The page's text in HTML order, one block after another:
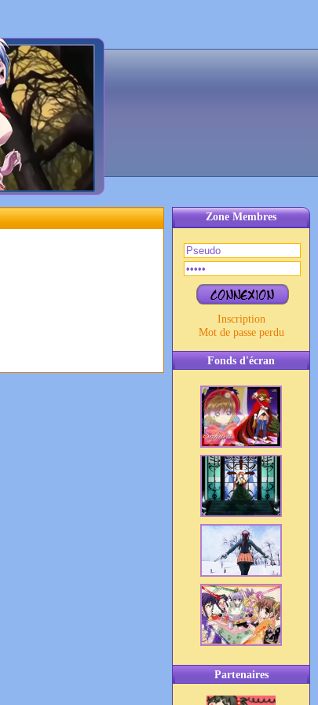
Zone Membres
Inscription
Mot de passe perdu
Fonds d'écran
Partenaires